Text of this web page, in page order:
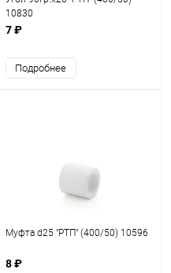
10830
7 ₽
Подробнее
Муфта d25 "РТП" (400/50) 10596
8 ₽